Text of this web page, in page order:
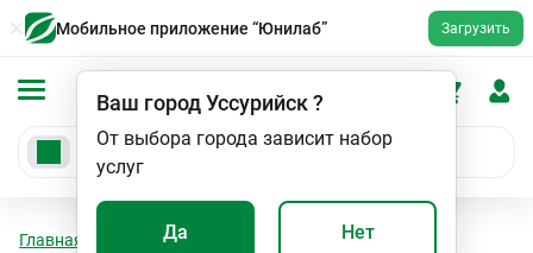
Мобильное приложение “Юнилаб” Загрузить
Ваш городУссурийск?
От выбора города зависит набор
услуг
Да Нет
Главная Анализы
Биохимические